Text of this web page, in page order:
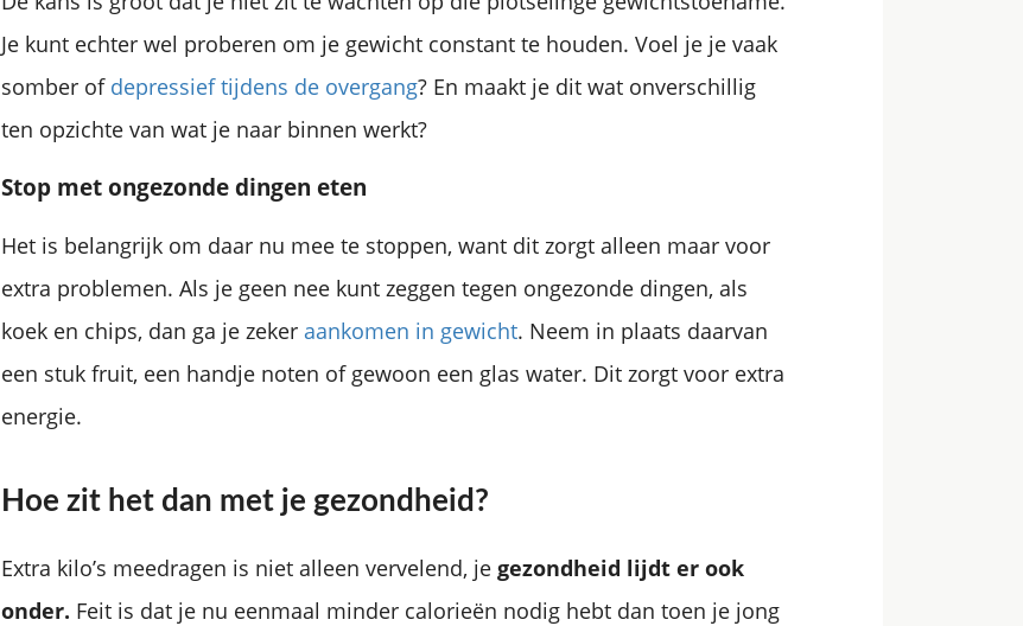
Je kunt echter wel proberen om je gewicht constant te houden. Voel je je vaak
somber of depressief tijdens de overgang? En maakt je dit wat onverschillig
ten opzichte van wat je naar binnen werkt?
Stop met ongezonde dingen eten
Het is belangrijk om daar nu mee te stoppen, want dit zorgt alleen maar voor
extra problemen. Als je geen nee kunt zeggen tegen ongezonde dingen, als
koek en chips, dan ga je zeker aankomen in gewicht. Neem in plaats daarvan
een stuk fruit, een handje noten of gewoon een glas water. Dit zorgt voor extra
energie.
Hoe zit het dan met je gezondheid?
Extra kilo’s meedragen is niet alleen vervelend, je gezondheid lijdt er ook
onder. Feit is dat je nu eenmaal minder calorieën nodig hebt dan toen je jong